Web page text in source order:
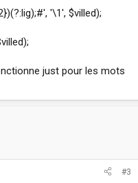
'\1', $villed);
just pour les mots
#3